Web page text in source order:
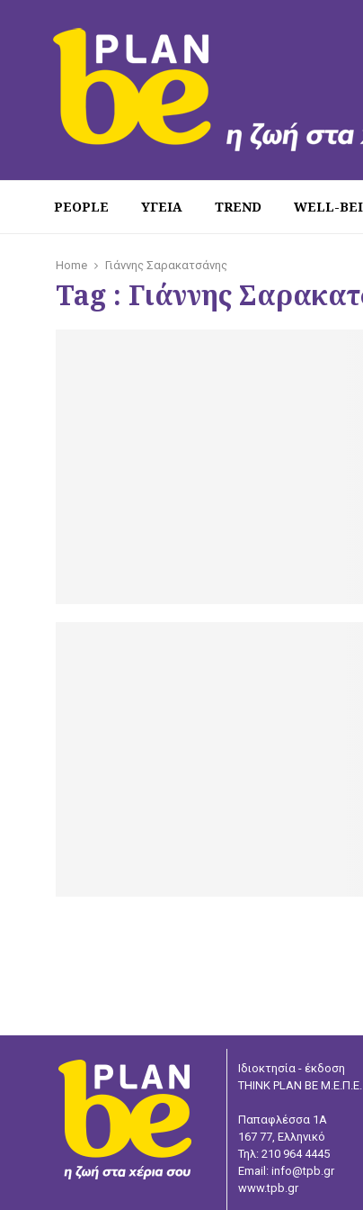
PEOPLE ΥΓΕΙΑ TREND WELL-
Home Γιάννης Σαρακατσάνης
Tag : Γιάννης
Ιδιοκτησία - έκδοση
THINK PLAN BE Μ.Ε.Π.Ε.
Παπαφλέσσα 1Α
167 77, Ελληνικό
Τηλ: 210 964 4445
Email: info@tpb.gr
www.tpb.gr